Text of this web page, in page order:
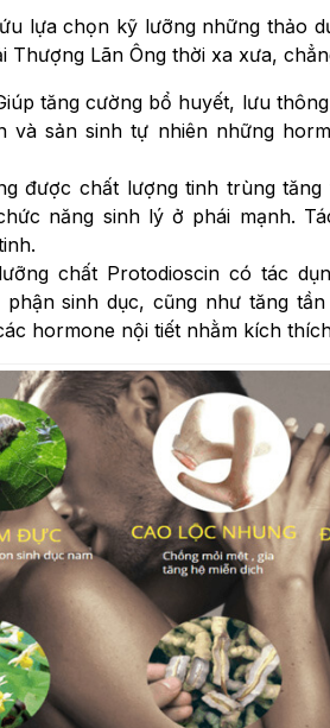
lựa chọn kỹ lưỡng những thảo
Thượng Lãn Ông thời xa xưa,
tăng cường bổ huyết, lưu
và sản sinh tự nhiên những
được chất lượng tinh trùng
năng sinh lý ở phái mạnh.
chất Protodioscin có tác
sinh dục, cũng như tăng
hormone nội tiết nhằm kích